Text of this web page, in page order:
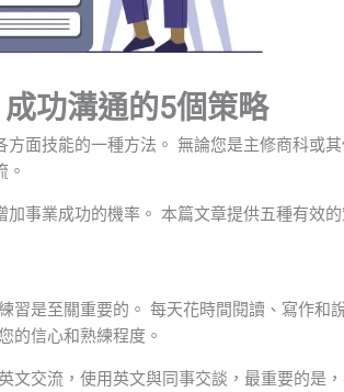
功溝通的5個策略
面技能的一種方法。 無論您是主修商科或
。
事業成功的機率。 本篇文章提供五種有效
習是至關重要的。 每天花時間閱讀、寫作
的信心和熟練程度。
文交流，使用英文與同事交談，最重要的是